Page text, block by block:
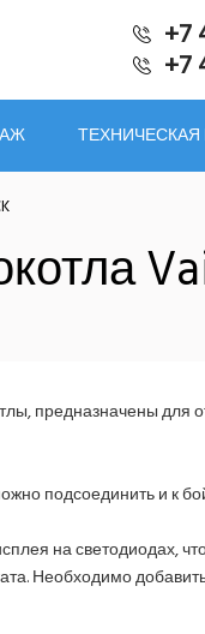
+7
+7
предназначены
подсоединить и к
на светодиодах,
Необходимо